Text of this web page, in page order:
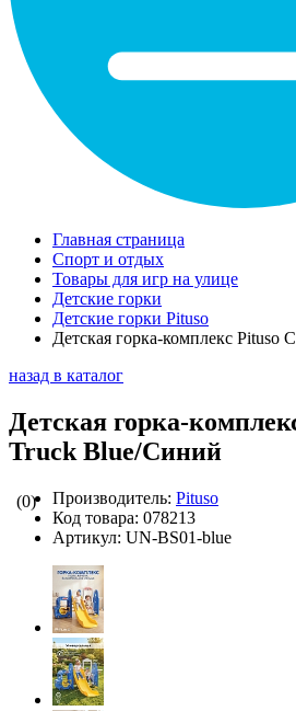
Главная страница
Спорт и отдых
Товары для игр на улице
Детские горки
Детские горки Pituso
Детская горка-комплекс Pituso
назад в каталог
Детская горка-
Truck Blue/Синий
(0) Производитель: Pituso
Код товара: 078213
Артикул: UN-BS01-blue